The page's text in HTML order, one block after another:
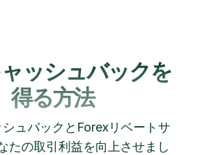
ッシュバックを
得る方法
ュバックとForexリベートサ
たの取引利益を向上させまし